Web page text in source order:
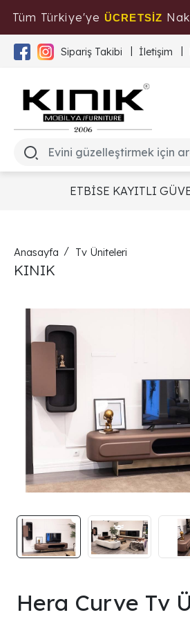
Tüm Türkiye'ye ÜCRETSİZ
Tıklayınız
Sipariş Takibi İletişim
ETBİSE KAYITLI
Anasayfa Tv Üniteleri
KINIK
Hera Curve Tv